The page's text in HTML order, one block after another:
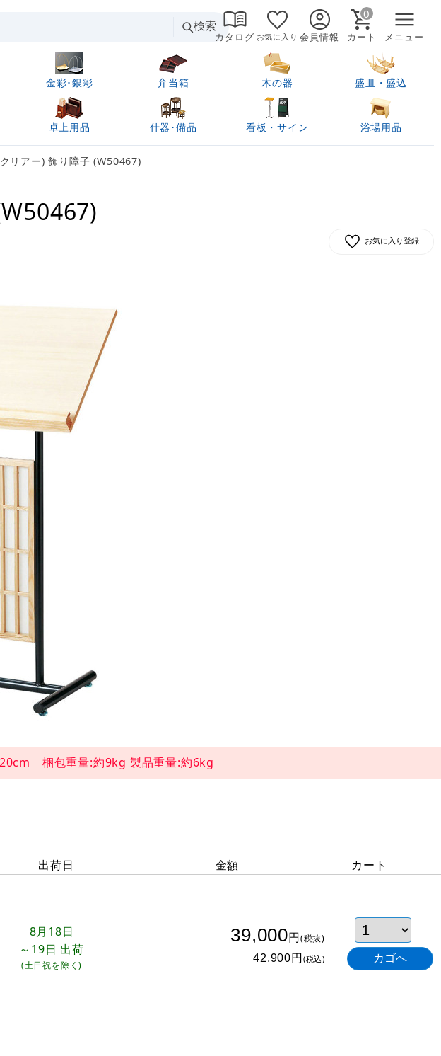
検索
カタログ お気に入り 会員情報
0
カート メニュー
金彩･銀彩 弁当箱 木の器 盛皿・盛込
卓上用品 什器･備品 看板・サイン 浴場用品
リアー) 飾り障子 (W50467)
お気に入り登録
梱包重量:約9kg 製品重量:約6kg
出荷日 金額 カート
8月18日
～19日 出荷
(土日祝を除く)
39,000円(税抜)
42,900円(税込)